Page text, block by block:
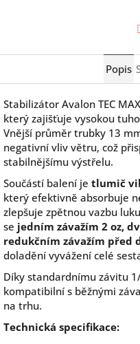
Popis
Stabilizátor Avalon TEC
který zajišťuje vysokou
Vnější průměr trubky 13
negativní vliv větru, což
stabilnějšímu výstřelu.
Součástí balení je tlumič
který efektivně absorbuje
zlepšuje zpětnou vazbu
se jedním závažím 2 oz,
redukčním závažím před
doladění vyvážení celé
Díky standardnímu závitu
kompatibilní s běžnými
na trhu.
Technická specifikace: